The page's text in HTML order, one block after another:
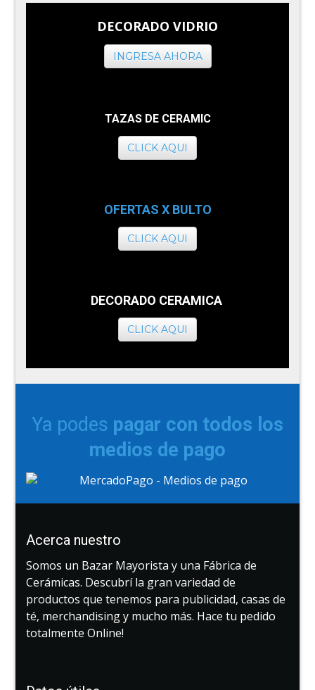
DECORADO VIDRIO
INGRESA AHORA
TAZAS DE CERAMIC
CLICK AQUI
OFERTAS X BULTO
CLICK AQUI
DECORADO CERAMICA
CLICK AQUI
Ya podes pagar con todos los
medios de pago
Acerca nuestro
Somos un Bazar Mayorista y una Fábrica de
Cerámicas. Descubrí la gran variedad de
productos que tenemos para publicidad, casas de
té, merchandising y mucho más. Hace tu pedido
totalmente Online!